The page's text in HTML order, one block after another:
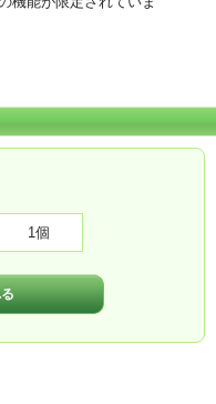
1個